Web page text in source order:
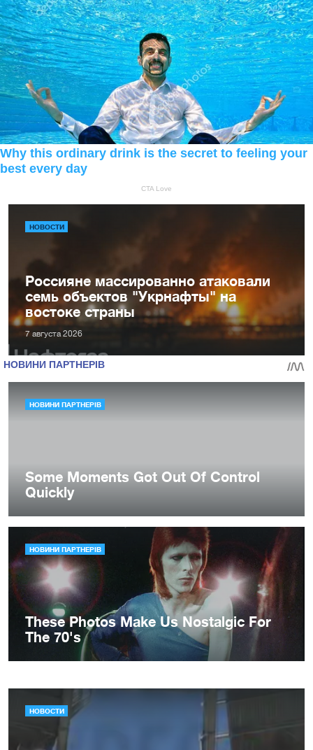
НОВОСТИ
Россияне массированно атаковали
семь объектов "Укрнафты" на
востоке страны
7 августа 2026
НОВОСТИ